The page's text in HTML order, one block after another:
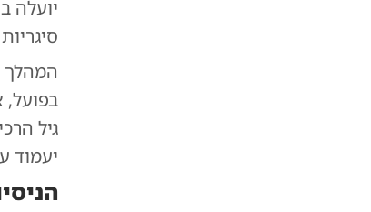
המהלך
יעמוד על 29, ובשנת 2050